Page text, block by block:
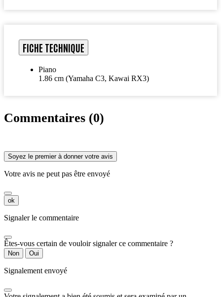
FICHE TECHNIQUE
Piano
1.86 cm (Yamaha C3, Kawai RX3)
Commentaires (0)
Soyez le premier à donner votre avis
Votre avis ne peut pas être envoyé
ok
Signaler le commentaire
Êtes-vous certain de vouloir signaler ce commentaire ?
Non Oui
Signalement envoyé